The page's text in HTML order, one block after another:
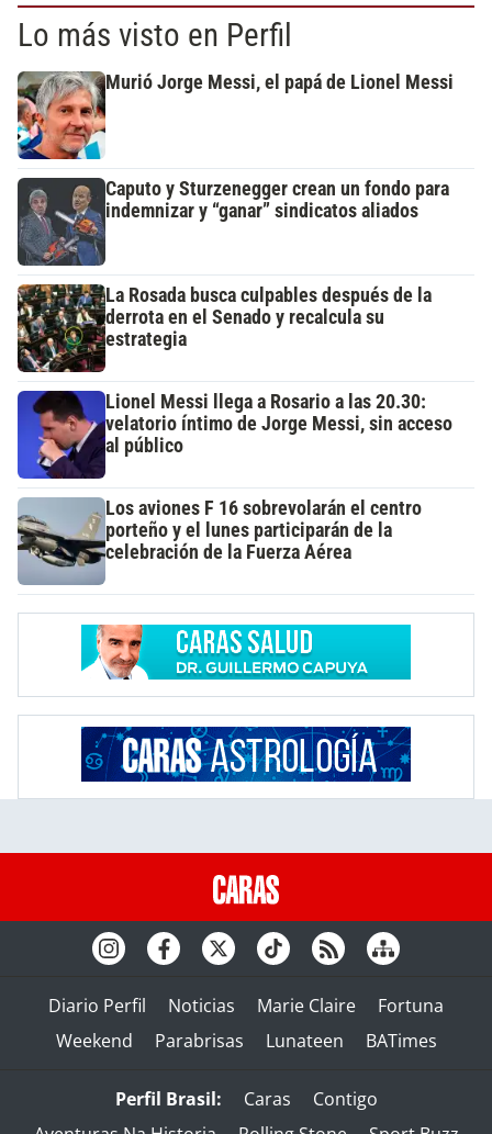
Lo más visto en Perfil
Murió Jorge Messi, el papá de Lionel Messi
Caputo y Sturzenegger crean un fondo para
indemnizar y “ganar” sindicatos aliados
La Rosada busca culpables después de la
derrota en el Senado y recalcula su
estrategia
Lionel Messi llega a Rosario a las 20.30:
velatorio íntimo de Jorge Messi, sin acceso
al público
Los aviones F 16 sobrevolarán el centro
porteño y el lunes participarán de la
celebración de la Fuerza Aérea
Diario Perfil Noticias Marie Claire
Fortuna
Weekend
Parabrisas Lunateen BATimes
Perfil Brasil: Caras
Contigo